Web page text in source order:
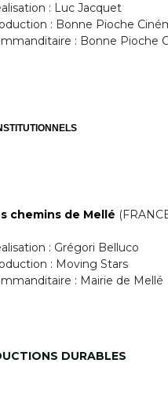
: Luc Jacquet
: Bonne Pioche
: Bonne Pioche
chemins de Mellé
: Grégori Belluco
: Moving Stars
: Mairie de Mellé
DURABLES